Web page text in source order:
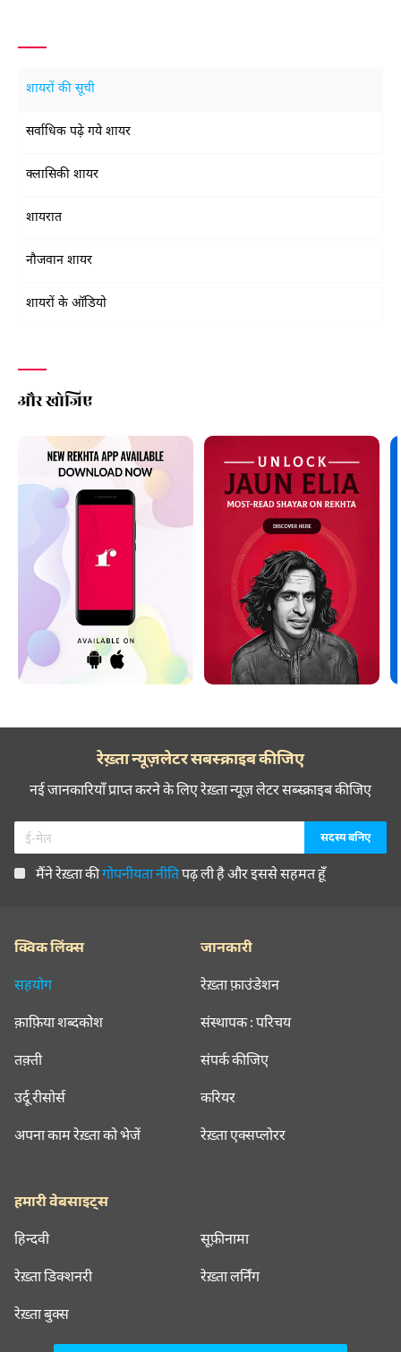
शायरों की सूची
सर्वाधिक पढ़े गये शायर
क्लासिकी शायर
शायरात
नौजवान शायर
शायरों के ऑडियो
और खोजिए
रेख़्ता न्यूज़लेटर सबस्क्राइब कीजिए
नई जानकारियाँ प्राप्त करने के लिए रेख़्ता न्यूज़ लेटर सब्स्क्राइब कीजिए
मैंने रेख़्ता कीगोपनीयता नीतिपढ़ ली है और इससे सहमत हूँ
क्विक लिंक्स
सहयोग
क़ाफ़िया शब्दकोश
तक़्ती
उर्दू रीसोर्स
अपना काम रेख़्ता को भेजें
जानकारी
रेख़्ता फ़ाउंडेशन
संस्थापक : परिचय
संपर्क कीजिए
करियर
रेख़्ता एक्सप्लोरर
हमारी वेबसाइट्स
हिन्दवी सूफ़ीनामा
रेख़्ता डिक्शनरी रेख़्ता लर्निंग
रेख़्ता बुक्स